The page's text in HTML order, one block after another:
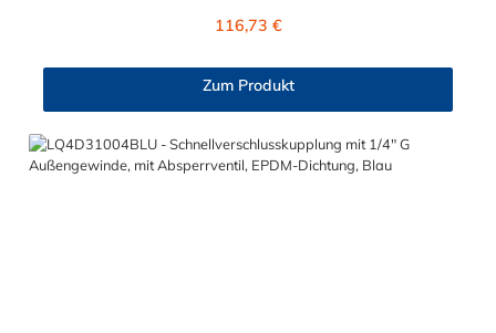
Messing verchromt und der Dichtring ist aus EPDM. Max.
-17 °C bis 115 °C Farbe: Rot
Diese Schnellverschlusskupplung ist auch für lange
Einsatzzeiten geeignet und bietet auch bei Kälteanwendungen
eine hohe Durchflusskapazität. Der Schnellverschluss der CPC
LQ4-Serie ist ideal für Flüssigkühlsysteme. Sie können diese
Regulärer Preis:
116,73 €
Zum Produkt